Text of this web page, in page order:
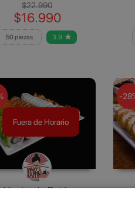
$22.990
$16.990
50 piezas 3.9
Fuera de Horario
Mary’s..., La Florida
-